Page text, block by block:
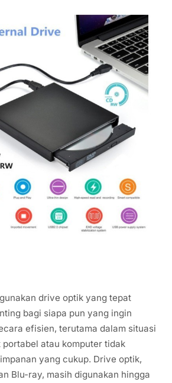
drive optik yang tepat
bagi siapa pun yang ingin
efisien, terutama dalam situasi
atau komputer tidak
yang cukup. Drive optik,
Blu-ray, masih digunakan hingga